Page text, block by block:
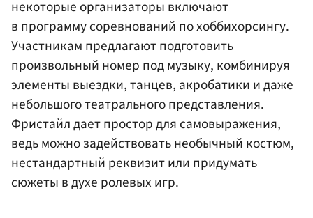
некоторые организаторы включают
в программу соревнований по хоббихорсингу.
Участникам предлагают подготовить
произвольный номер под музыку, комбинируя
элементы выездки, танцев, акробатики и даже
небольшого театрального представления.
Фристайл дает простор для самовыражения,
ведь можно задействовать необычный костюм,
нестандартный реквизит или придумать
сюжеты в духе ролевых игр.